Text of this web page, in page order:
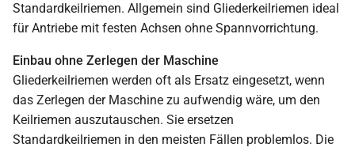
Standardkeilriemen. Allgemein sind Gliederkeilriemen ideal
für Antriebe mit festen Achsen ohne Spannvorrichtung.
Einbau ohne Zerlegen der Maschine
Gliederkeilriemen werden oft als Ersatz eingesetzt, wenn
das Zerlegen der Maschine zu aufwendig wäre, um den
Keilriemen auszutauschen. Sie ersetzen
Standardkeilriemen in den meisten Fällen problemlos. Die